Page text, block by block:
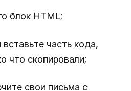
блок HTML;
вставьте часть кода,
что скопировали;
свои письма с